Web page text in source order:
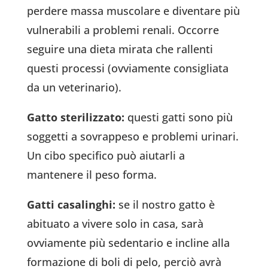
perdere massa muscolare e diventare più
vulnerabili a problemi renali. Occorre
seguire una dieta mirata che rallenti
questi processi (ovviamente consigliata
da un veterinario).
Gatto sterilizzato: questi gatti sono più
soggetti a sovrappeso e problemi urinari.
Un cibo specifico può aiutarli a
mantenere il peso forma.
Gatti casalinghi: se il nostro gatto è
abituato a vivere solo in casa, sarà
ovviamente più sedentario e incline alla
formazione di boli di pelo, perciò avrà